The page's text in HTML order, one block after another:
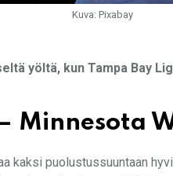
Kuva: Pixabay
yöltä, kun Tampa Bay
Minnesota
kaksi puolustussuuntaan